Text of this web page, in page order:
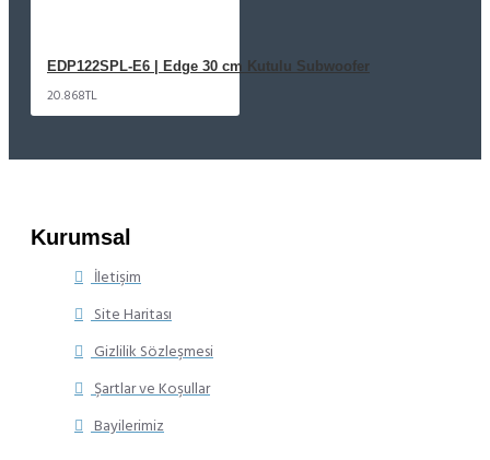
EDP122SPL-E6 | Edge 30 cm Kutulu Subwoofer
20.868TL
Kurumsal
İletişim
Site Haritası
Gizlilik Sözleşmesi
Şartlar ve Koşullar
Bayilerimiz